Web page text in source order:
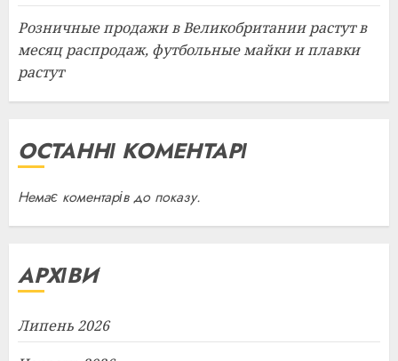
Розничные продажи в Великобритании растут в
месяц распродаж, футбольные майки и плавки
растут
ОСТАННІ КОМЕНТАРІ
Немає коментарів до показу.
АРХІВИ
Липень 2026